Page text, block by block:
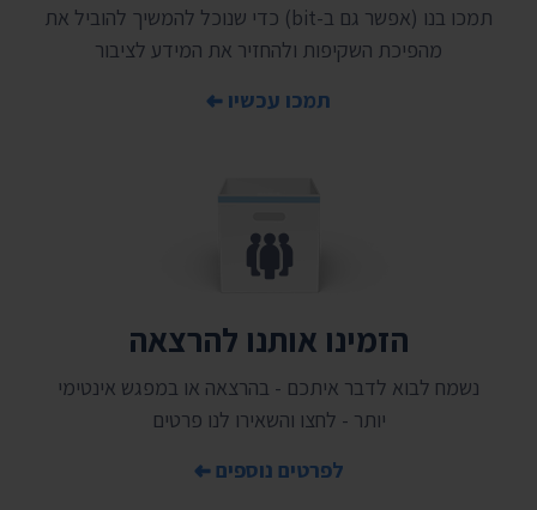
תמכו בנו (אפשר גם ב-bit) כדי שנוכל להמשיך להוביל את
מהפיכת השקיפות ולהחזיר את המידע לציבור
תמכו עכשיו
הזמינו אותנו להרצאה
נשמח לבוא לדבר איתכם - בהרצאה או במפגש אינטימי
יותר - לחצו והשאירו לנו פרטים
לפרטים נוספים